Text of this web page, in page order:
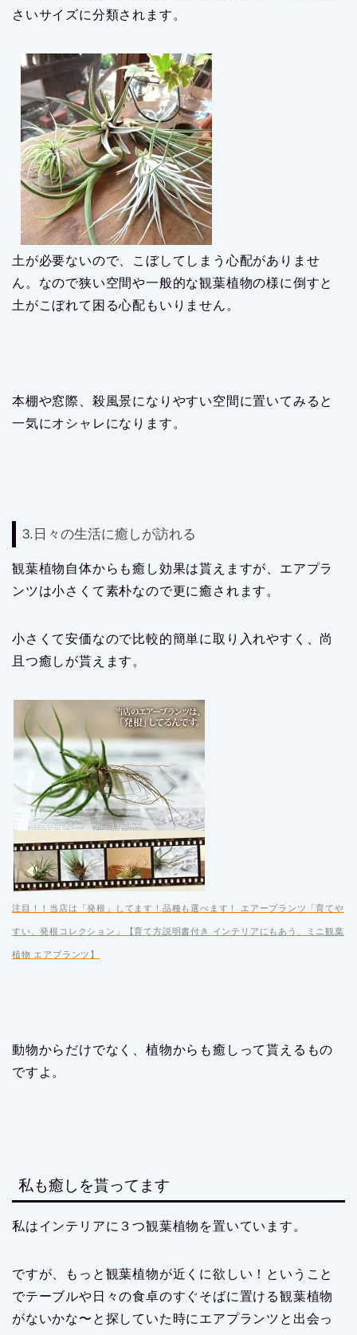
さいサイズに分類されます。
土が必要ないので、こぼしてしまう心配がありませ
ん。なので狭い空間や一般的な観葉植物の様に倒すと
土がこぼれて困る心配もいりません。
本棚や窓際、殺風景になりやすい空間に置いてみると
一気にオシャレになります。
3.日々の生活に癒しが訪れる
観葉植物自体からも癒し効果は貰えますが、エアプラ
ンツは小さくて素朴なので更に癒されます。
小さくて安価なので比較的簡単に取り入れやすく、尚
且つ癒しが貰えます。
注目！！当店は「発根」してます！品種も選べます！ エアープランツ「育てや
すい、発根コレクション」【育て方説明書付き インテリアにもあう、ミニ観葉
植物 エアプランツ】
動物からだけでなく、植物からも癒しって貰えるもの
ですよ。
私も癒しを貰ってます
私はインテリアに３つ観葉植物を置いています。
ですが、もっと観葉植物が近くに欲しい！ということ
でテーブルや日々の食卓のすぐそばに置ける観葉植物
がないかな〜と探していた時にエアプランツと出会っ